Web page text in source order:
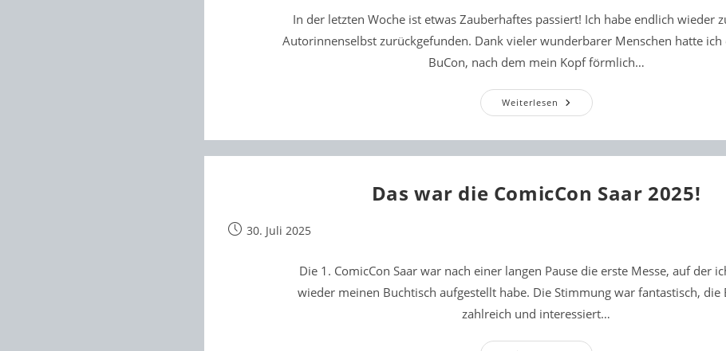
In der letzten Woche ist etwas Zauberhaftes passiert! Ich habe endlich wieder
Autorinnenselbst zurückgefunden. Dank vieler wunderbarer Menschen hatte ich
BuCon, nach dem mein Kopf förmlich…
Weiterlesen Ich
Bin
Das war die ComicCon Saar 2025!
Beitrag30. Juli 2025
Die 1. ComicCon Saar war nach einer langen Pause die erste Messe, auf der
wieder meinen Buchtisch aufgestellt habe. Die Stimmung war fantastisch, die
zahlreich und interessiert…